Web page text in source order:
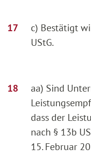
c) Bestätigt
UStG.
aa) Sind
dass der
nach § 13b
15. Februar